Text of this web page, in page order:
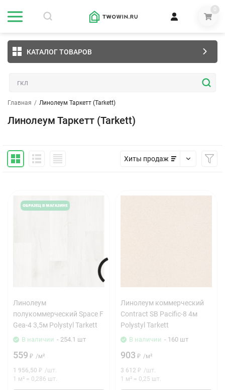
0
КАТАЛОГ ТОВАРОВ
Главная / Линолеум Таркетт (Tarkett)
Линолеум Таркетт (Tarkett)
Хиты продаж
Линолеум
полукоммерческий Space F
Gea-4 3,5м Polystyl Tarkett
В наличии - 254.1 шт
559 ₽ /м²
1 956,50 ₽ /шт.
1 м² = 0,286 шт.
Линолеум коммерческий
Contract SB Pacific-8 4м
Polystyl Tarkett
В наличии - 160 шт
903 ₽ /м²
3 612 ₽ /шт.
1 м² = 0,25 шт.